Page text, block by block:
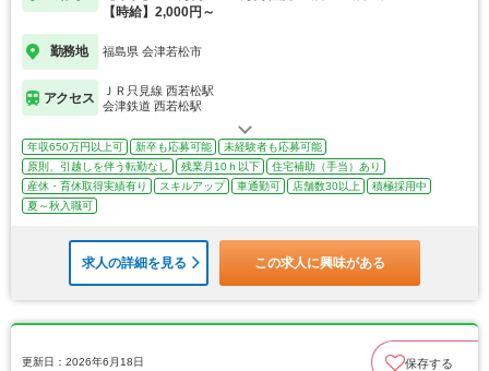
【時給】2,000円～
勤務地 福島県 会津若松市
アクセス
ＪＲ只見線 西若松駅
会津鉄道 西若松駅
年収650万円以上可 新卒も応募可能
未経験者も応募可能
原則、引越しを伴う転勤なし
残業月10ｈ以下
住宅補助（手当）あり
産休・育休取得実績有り
スキルアップ 車通勤可 店舗数30以上
積極採用中
夏～秋入職可
求人の詳細を見る この求人に興味がある
更新日：2026年6月18日 保存する